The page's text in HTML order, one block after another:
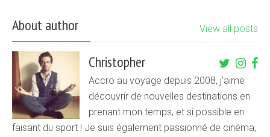
About author View all posts
Christopher
Accro au voyage depuis 2008, j'aime
découvrir de nouvelles destinations en
prenant mon temps, et si possible en
faisant du sport ! Je suis également passionné de cinéma,